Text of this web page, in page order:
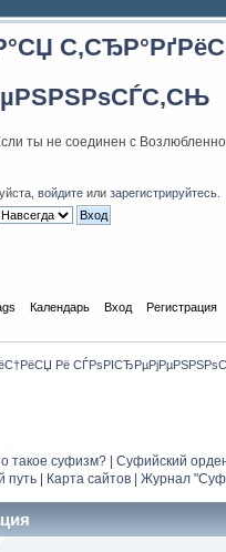
ты не соединен с
войдите или зарегистрируйтесь
Календарь Вход Регистрация
Рё
такое суфизм?
Суфийский
путь| Карта сайтов| Журнал